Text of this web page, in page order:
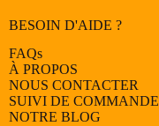
BESOIN D'AIDE ?
FAQs
À PROPOS
NOUS CONTACTER
SUIVI DE COMMANDE
NOTRE BLOG